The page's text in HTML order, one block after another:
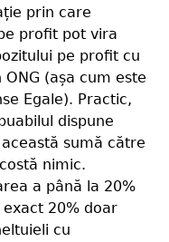
prin care
profit pot vira
pe profit cu
(așa cum este
Egale). Practic,
dispune
sumă către
nimic.
a până la 20%
20% doar
cu